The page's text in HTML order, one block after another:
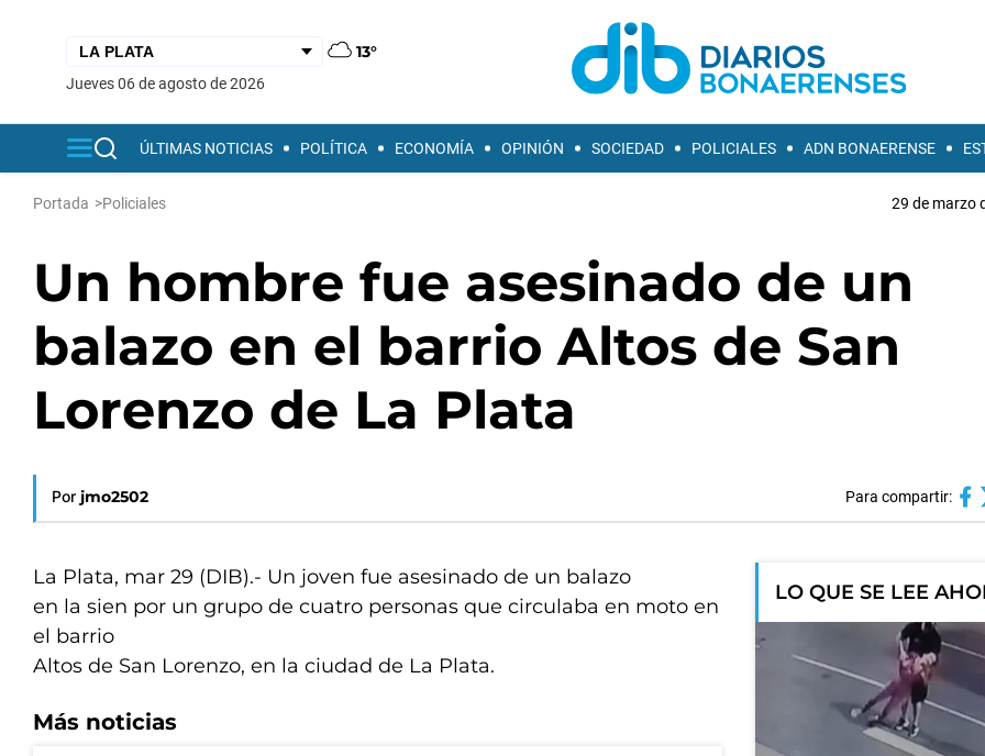
13°
jueves 06 de agosto de 2026
ÚLTIMAS NOTICIAS POLÍTICA ECONOMÍA OPINIÓN SOCIEDAD POLICIALES ADN BONAERENSE
Portada >Policiales 29 de marzo
Un hombre fue asesinado de un
balazo en el barrio Altos de San
Lorenzo de La Plata
Por jmo2502 Para compartir:
La Plata, mar 29 (DIB).- Un joven fue asesinado de un balazo
en la sien por un grupo de cuatro personas que circulaba en moto en
el barrio
Altos de San Lorenzo, en la ciudad de La Plata.
Más noticias
LO QUE SE LEE